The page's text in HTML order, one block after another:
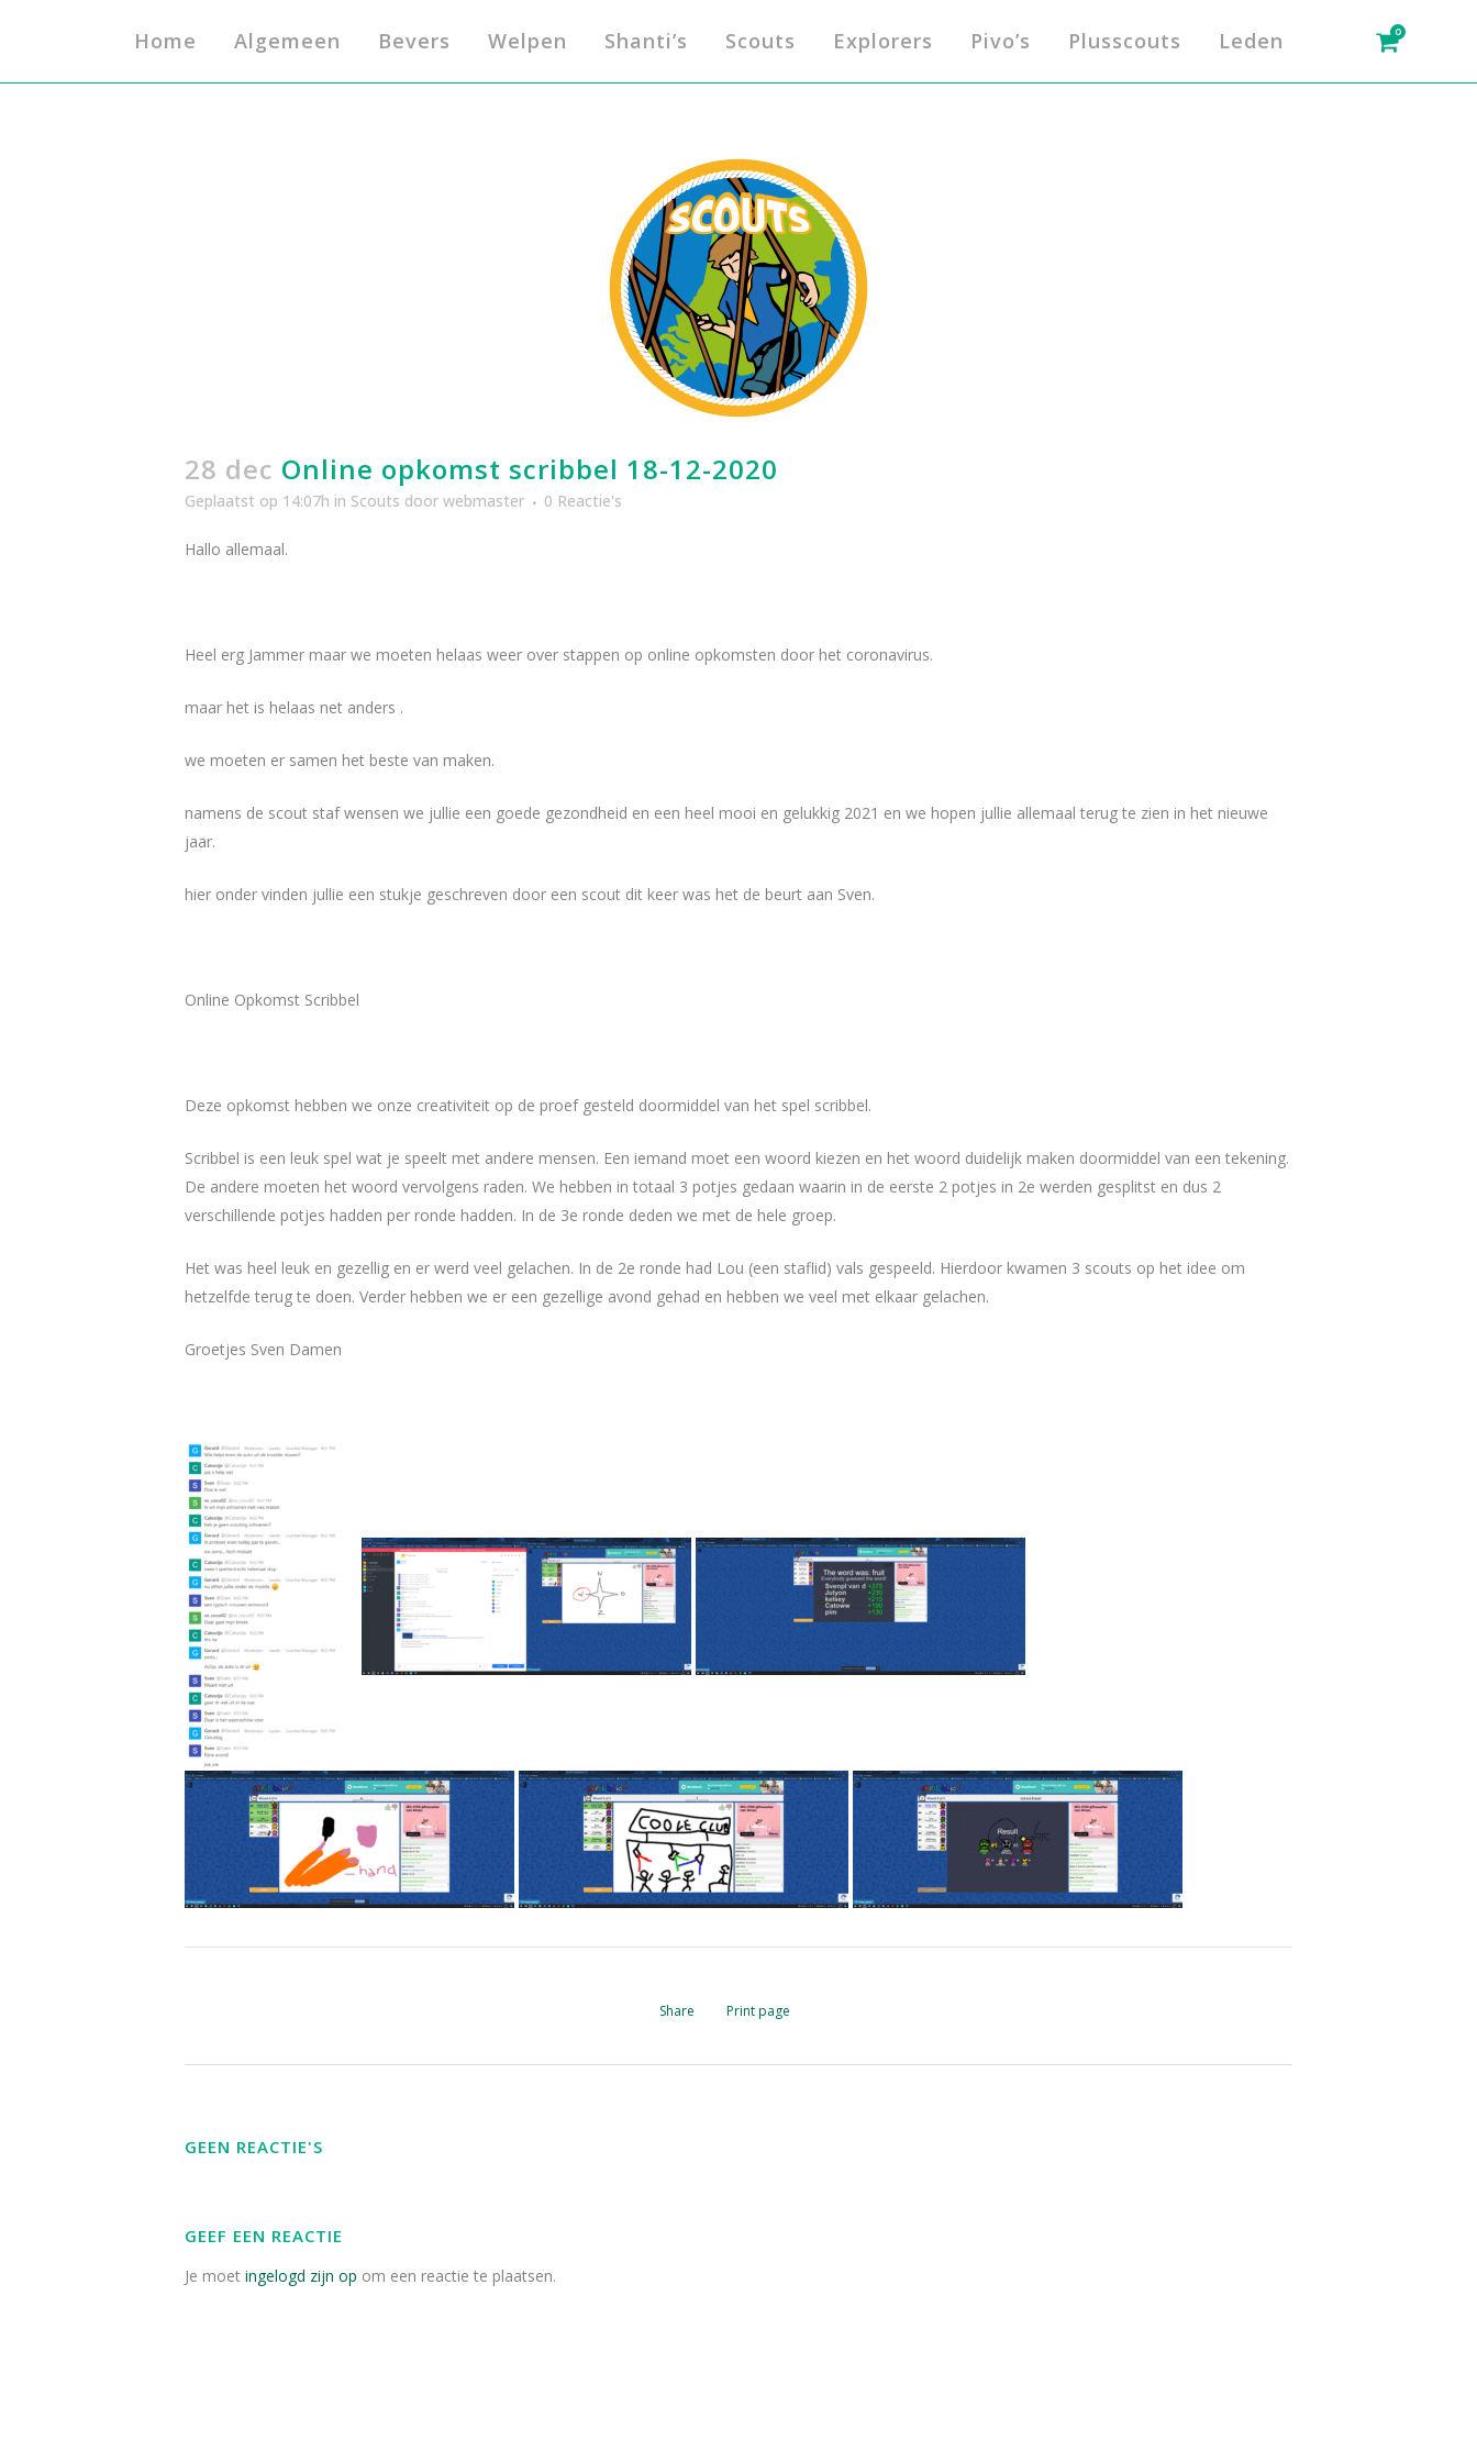
0
Home Algemeen Bevers Welpen Shanti’s Scouts Explorers Pivo’s Plusscouts Leden
28 dec Online opkomst scribbel 18-12-2020
Geplaatst op 14:07h in Scouts door webmaster 0 Reactie's
Hallo allemaal.
Heel erg Jammer maar we moeten helaas weer over stappen op online opkomsten door het coronavirus.
maar het is helaas net anders .
we moeten er samen het beste van maken.
namens de scout staf wensen we jullie een goede gezondheid en een heel mooi en gelukkig 2021 en we hopen jullie allemaal terug te zien in het nieuwe
jaar.
hier onder vinden jullie een stukje geschreven door een scout dit keer was het de beurt aan Sven.
Online Opkomst Scribbel
Deze opkomst hebben we onze creativiteit op de proef gesteld doormiddel van het spel scribbel.
Scribbel is een leuk spel wat je speelt met andere mensen. Een iemand moet een woord kiezen en het woord duidelijk maken doormiddel van een tekening.
De andere moeten het woord vervolgens raden. We hebben in totaal 3 potjes gedaan waarin in de eerste 2 potjes in 2e werden gesplitst en dus 2
verschillende potjes hadden per ronde hadden. In de 3e ronde deden we met de hele groep.
Het was heel leuk en gezellig en er werd veel gelachen. In de 2e ronde had Lou (een staflid) vals gespeeld. Hierdoor kwamen 3 scouts op het idee om
hetzelfde terug te doen. Verder hebben we er een gezellige avond gehad en hebben we veel met elkaar gelachen.
Groetjes Sven Damen
Share Print page
GEEN REACTIE'S
GEEF EEN REACTIE
Je moet ingelogd zijn op om een reactie te plaatsen.